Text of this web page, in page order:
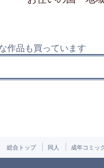
作品も買っています
総合トップ 同人 成年コミッ